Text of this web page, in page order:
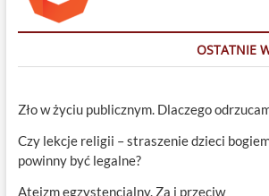
OSTATNIE
Zło w życiu publicznym. Dlaczego
Czy lekcje religii – straszenie dzieci
powinny być legalne?
Ateizm egzystencjalny. Za i przeciw